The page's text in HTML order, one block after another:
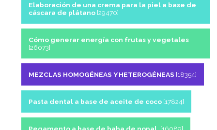
Elaboración de una crema para la piel a base de
cáscara de plátano [29470]
Cómo generar energía con frutas y vegetales
[26073]
MEZCLAS HOMOGÉNEAS Y HETEROGÉNEAS [18354]
Pasta dental a base de aceite de coco [17824]